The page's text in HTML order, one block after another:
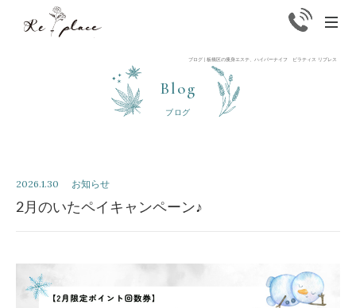
ブログ | 板橋区の痩身エステ、ハイパーナイフ ピラティス リプレス
Blog
ブログ
2026.1.30 お知らせ
2月のいたペイキャンペーン♪